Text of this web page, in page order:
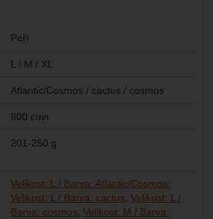
Peří
L / M / XL
Atlantic/Cosmos / cactus / cosmos
800 cuin
201-250 g
Velikost: L / Barva: Atlantic/Cosmos
Velikost: L / Barva: cactus Velikost: L /
Barva: cosmos Velikost: M / Barva: